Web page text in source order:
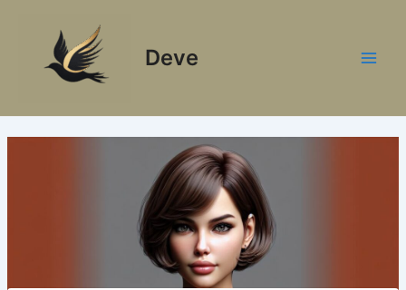
contenido
Deve